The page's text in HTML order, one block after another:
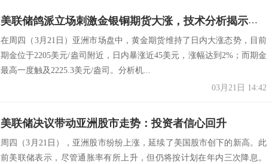
美联储鸽派立场刺激金银铜期货大涨，技术分析揭示后市走势
在周四（3月21日）亚洲市场盘中，黄金期货维持了日内大涨态势，目前
期金位于2205美元/盎司附近，日内暴涨近45美元，涨幅达到2%；而期金
最高一度触及2225.3美元/盎司。分析机...
03月21日 14:42
美联储决议带动亚洲股市走势：投资者信心回升
周四（3月21日），亚洲股市纷纷上涨，延续了美国股市创下的新高。此
前美联储表示，尽管通胀率有所上升，但仍将按计划在年内三次降息。